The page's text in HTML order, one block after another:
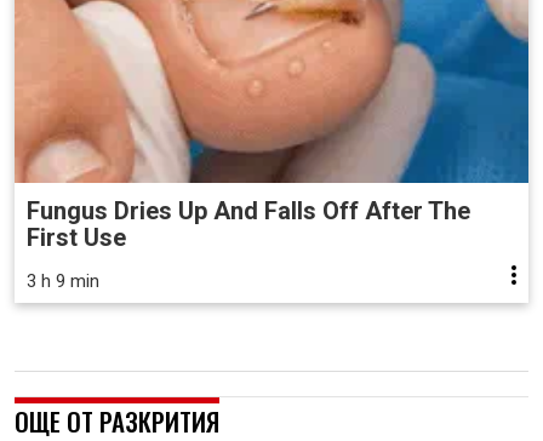
Fungus Dries Up And Falls Off After The
First Use
3 h 9 min
ОЩЕ ОТ РАЗКРИТИЯ